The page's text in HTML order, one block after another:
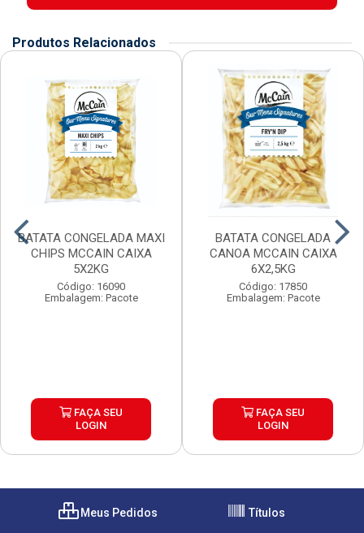
Produtos Relacionados
BATATA CONGELADA MAXI
CHIPS MCCAIN CAIXA
5X2KG
Código: 16090
Embalagem: Pacote
FAÇA SEU
LOGIN
BATATA CONGELADA
CANOA MCCAIN CAIXA
6X2,5KG
Código: 17850
Embalagem: Pacote
FAÇA SEU
LOGIN
Meus Pedidos Títulos